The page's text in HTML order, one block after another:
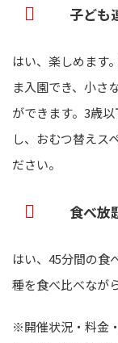
子ども
はい、楽しめます
ま入園でき、小さ
ができます。3歳
し、おむつ替えス
ださい。
食べ放
はい、45分間の食
種を食べ比べなが
※開催状況・料金